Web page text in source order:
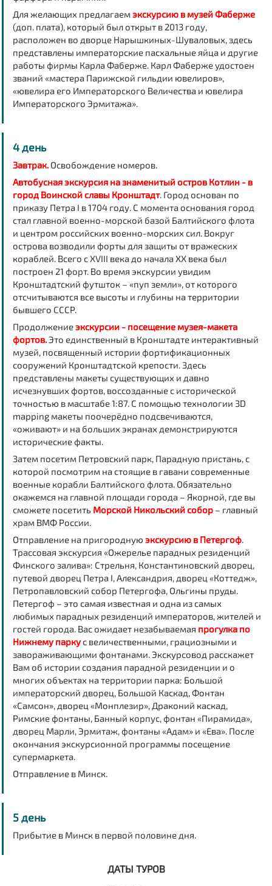
Для желающих предлагаемэкскурсию в музей Фаберже
(доп. плата), который был открыт в 2013 году,
расположен во дворце Нарышкиных-Шуваловых, здесь
представлены императорские пасхальные яйца и другие
работы фирмы Карла Фаберже. Карл Фаберже удостоен
званий «мастера Парижской гильдии ювелиров»,
«ювелира его Императорского Величества и ювелира
Императорского Эрмитажа».
4 день
Завтрак.Освобождение номеров.
Автобусная экскурсия на знаменитый остров Котлин - в
город Воинской славы Кронштадт. Город основан по
приказу Петра I в 1704 году. С момента основания город
стал главной военно-морской базой Балтийского флота
и центром российских военно-морских сил. Вокруг
острова возводили форты для защиты от вражеских
кораблей. Всего с XVIII века до начала XX века был
построен 21 форт. Во время экскурсии увидим
Кронштадтский футшток – «пуп земли», от которого
отсчитываются все высоты и глубины на территории
бывшего СССР.
Продолжениеэкскурсии - посещение музея-макета
фортов.Это единственный в Кронштадте интерактивный
музей, посвященный истории фортификационных
сооружений Кронштадтской крепости. Здесь
представлены макеты существующих и давно
исчезнувших фортов, воссозданные с исторической
точностью в масштабе 1:87. С помощью технологии 3D
mapping макеты поочерёдно подсвечиваются,
«оживают» и на больших экранах демонстрируются
исторические факты.
Затем посетим Петровский парк, Парадную пристань, с
которой посмотрим на стоящие в гавани современные
военные корабли Балтийского флота. Обязательно
окажемся на главной площади города – Якорной, где вы
сможете посетить Морской Никольский собор– главный
храм ВМФ России.
Отправление на пригородную экскурсию в Петергоф.
Трассовая экскурсия «Ожерелье парадных резиденций
Финского залива»: Стрельня, Константиновский дворец,
путевой дворец Петра I, Александрия, дворец «Коттедж»,
Петропавловский собор Петергофа, Ольгины пруды.
Петергоф – это самая известная и одна из самых
любимых парадных резиденций императоров, жителей и
гостей города. Вас ожидает незабываемая прогулка по
Нижнему паркус величественными, грациозными и
завораживающими фонтанами. Экскурсовод расскажет
Вам об истории создания парадной резиденции и о
многих объектах на территории парка: Большой
императорский дворец, Большой Каскад, Фонтан
«Самсон», дворец «Монплезир», Драконий каскад,
Римские фонтаны, Банный корпус, фонтан «Пирамида»,
дворец Марли, Эрмитаж, фонтаны «Адам» и «Ева». После
окончания экскурсионной программы посещение
супермаркета.
Отправление в Минск.
5 день
Прибытие в Минск в первой половине дня.
ДАТЫ ТУРОВ